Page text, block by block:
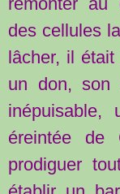
des cellules
lâcher, il était
un don, son
inépuisable,
éreintée de
prodiguer